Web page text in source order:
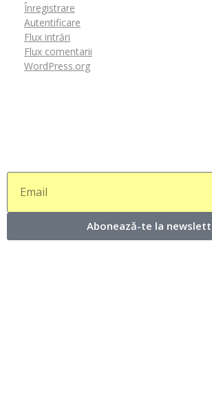
Înregistrare
Autentificare
Flux intrări
Flux comentarii
WordPress.org
Abonează-te la